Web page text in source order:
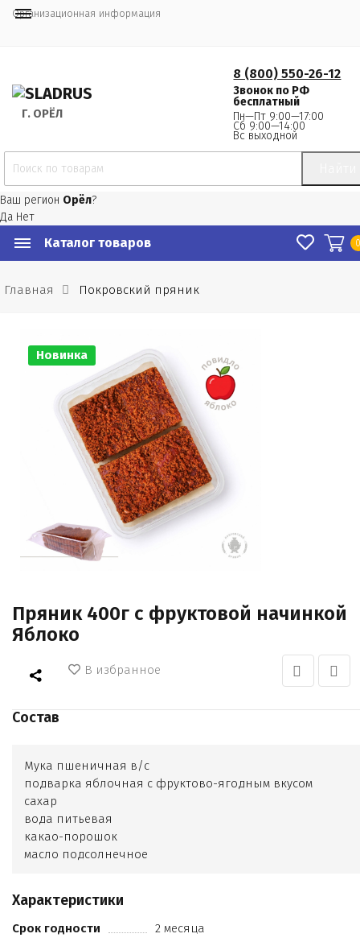
Организационная информация
Г. ОРЁЛ
8 (800) 550-26-12
Звонок по РФ
бесплатный
Пн—Пт 9:00—17:00
Сб 9:00—14:00
Вс выходной
Ваш регион Орёл?
Да Нет
Каталог товаров
Главная Покровский пряник
Новинка
Пряник 400г с фруктовой начинкой
Яблоко
В избранное
Состав
Мука пшеничная в/с
подварка яблочная с фруктово-ягодным вкусом
сахар
вода питьевая
какао-порошок
масло подсолнечное
порошок)
регулятор кислотности (лимонная кислота)
Характеристики
Срок годности
2 месяца